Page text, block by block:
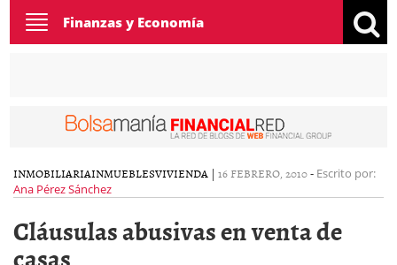
Toggle
navigation
Finanzas y Economía
INMOBILIARIAINMUEBLESVIVIENDA | 16 FEBRERO, 2010- Escrito por:
Ana Pérez Sánchez
Cláusulas abusivas en venta de